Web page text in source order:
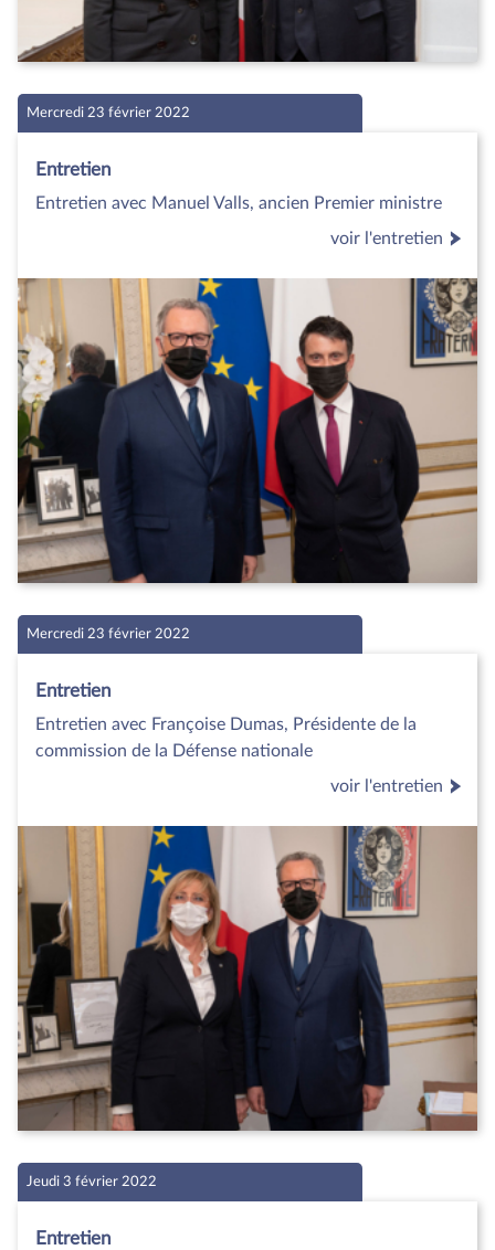
Mercredi 23 février 2022
Entretien
Entretien avec Manuel Valls, ancien Premier ministre
voir l'entretien
Mercredi 23 février 2022
Entretien
Entretien avec Françoise Dumas, Présidente de la
commission de la Défense nationale
voir l'entretien
Jeudi 3 février 2022
Entretien